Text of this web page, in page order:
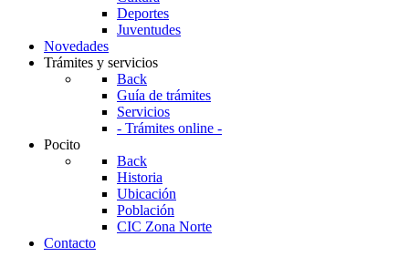
Deportes
Juventudes
Novedades
Trámites y servicios
Back
Guía de trámites
Servicios
- Trámites online -
Pocito
Back
Historia
Ubicación
Población
CIC Zona Norte
Contacto